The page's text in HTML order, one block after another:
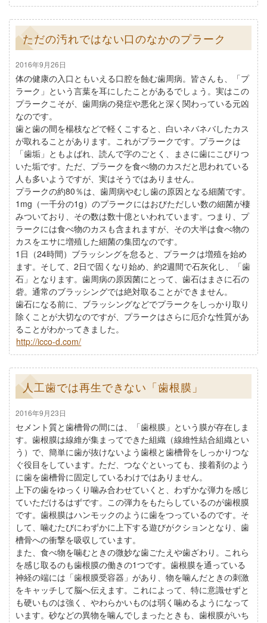
ただの汚れではない口のなかのプラーク
2016年9月26日
体の健康の入口ともいえる口腔を蝕む歯周病。皆さんも、「プ
ラーク」という言葉を耳にしたことがあるでしょう。実はこの
プラークこそが、歯周病の発症や悪化と深く関わっている元凶
なのです。
歯と歯の間を楊枝などで軽くこすると、白いネバネバしたカス
が取れることがあります。これがプラークです。プラークは
「歯垢」ともよばれ、読んで字のごとく、まさに歯にこびりつ
いた垢です。ただ、プラークを食べ物のカスだと思われている
人も多いようですが、実はそうではありません。
プラークの約80％は、歯周病やむし歯の原因となる細菌です。
1mg（一千分の1g）のプラークにはおびただしい数の細菌が棲
みついており、その数は数十億といわれています。つまり、プ
ラークには食べ物のカスも含まれますが、その大半は食べ物の
カスをエサに増殖した細菌の集団なのです。
1日（24時間）ブラッシングを怠ると、プラークは増殖を始め
ます。そして、2日で固くなり始め、約2週間で石灰化し、「歯
石」となります。歯周病の原因菌にとって、歯石はまさに石の
砦。通常のブラッシングでは絶対取ることができません。
歯石になる前に、ブラッシングなどでプラークをしっかり取り
除くことが大切なのですが、プラークはさらに厄介な性質があ
ることがわかってきました。
http://icco-d.com/
人工歯では再生できない「歯根膜」
2016年9月23日
セメント質と歯槽骨の間には、「歯根膜」という膜が存在しま
す。歯根膜は線維が集まってできた組織（線維性結合組織とい
う）で、簡単に歯が抜けないよう歯根と歯槽骨をしっかりつな
ぐ役目をしています。ただ、つなぐといっても、接着剤のよう
に歯を歯槽骨に固定しているわけではありません。
上下の歯をゆっくり噛み合わせていくと、わずかな弾力を感じ
ていただけるはずです。この弾力をもたらしているのが歯根膜
です。歯根膜はハンモックのように歯をつっているのです。そ
して、噛むたびにわずかに上下する遊びがクションとなり、歯
槽骨への衝撃を吸収しています。
また、食べ物を噛むときの微妙な歯ごたえや歯ざわり。これら
を感じ取るのも歯根膜の働きの1つです。歯根膜を通っている
神経の端には「歯根膜受容器」があり、物を噛んだときの刺激
をキャッチして脳へ伝えます。これによって、特に意識せずと
も硬いものは強く、やわらかいものは弱く噛めるようになって
います。砂などの異物を噛んでしまったときも、歯根膜がいち